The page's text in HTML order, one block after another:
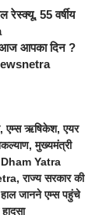
रेस्क्यू, 55 वर्षीय
आपका दिन ?
,एम्स ऋषिकेश,एयर
,मुख्यमंत्री
Dham Yatra
,राज्य सरकार की
जानने एम्स पहुंचे